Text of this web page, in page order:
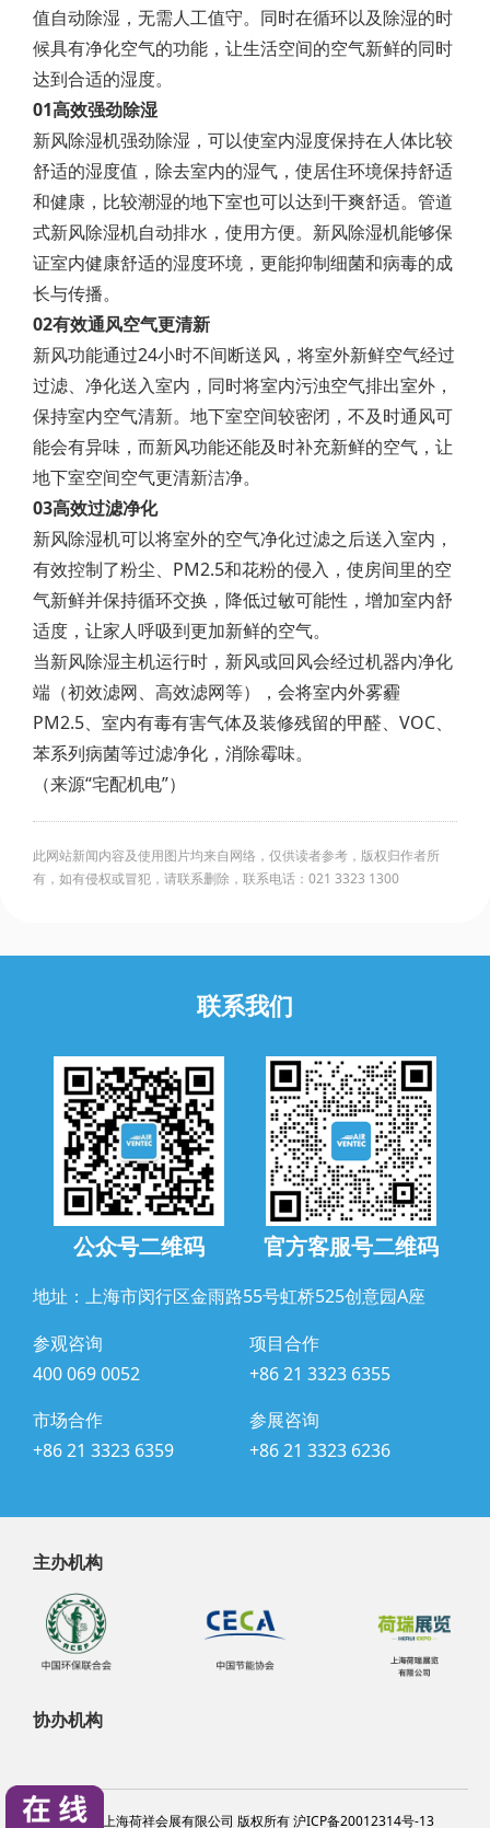
值自动除湿，无需人工值守。同时在循环以及除湿的时
候具有净化空气的功能，让生活空间的空气新鲜的同时
达到合适的湿度。
01高效强劲除湿
新风除湿机强劲除湿，可以使室内湿度保持在人体比较
舒适的湿度值，除去室内的湿气，使居住环境保持舒适
和健康，比较潮湿的地下室也可以达到干爽舒适。管道
式新风除湿机自动排水，使用方便。新风除湿机能够保
证室内健康舒适的湿度环境，更能抑制细菌和病毒的成
长与传播。
02有效通风空气更清新
新风功能通过24小时不间断送风，将室外新鲜空气经过
过滤、净化送入室内，同时将室内污浊空气排出室外，
保持室内空气清新。地下室空间较密闭，不及时通风可
能会有异味，而新风功能还能及时补充新鲜的空气，让
地下室空间空气更清新洁净。
03高效过滤净化
新风除湿机可以将室外的空气净化过滤之后送入室内，
有效控制了粉尘、PM2.5和花粉的侵入，使房间里的空
气新鲜并保持循环交换，降低过敏可能性，增加室内舒
适度，让家人呼吸到更加新鲜的空气。
当新风除湿主机运行时，新风或回风会经过机器内净化
端（初效滤网、高效滤网等），会将室内外雾霾
PM2.5、室内有毒有害气体及装修残留的甲醛、VOC、
苯系列病菌等过滤净化，消除霉味。
（来源“宅配机电”）
此网站新闻内容及使用图片均来自网络，仅供读者参考，版权归作者所
有，如有侵权或冒犯，请联系删除，联系电话：021 3323 1300
联系我们
公众号二维码 官方客服号二维码
地址：上海市闵行区金雨路55号虹桥525创意园A座
参观咨询
400 069 0052
项目合作
+86 21 3323 6355
市场合作
+86 21 3323 6359
参展咨询
+86 21 3323 6236
主办机构
协办机构
@2024 上海荷祥会展有限公司 版权所有 沪ICP备20012314号-13